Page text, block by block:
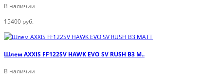
В наличии
15400 руб.
Шлем AXXIS FF122SV HAWK EVO SV RUSH B3 M..
В наличии